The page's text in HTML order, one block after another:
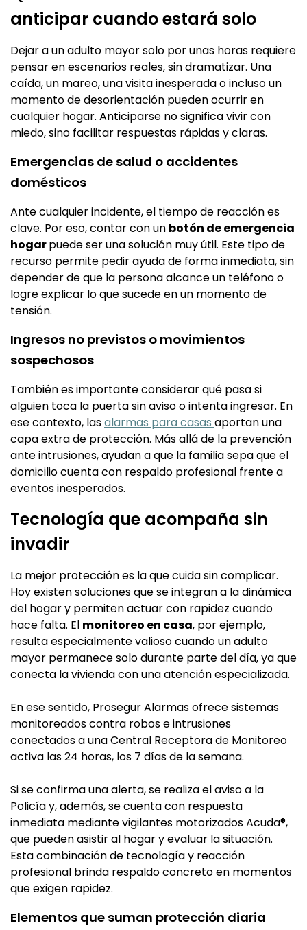
anticipar cuando estará solo
Dejar a un adulto mayor solo por unas horas requiere
pensar en escenarios reales, sin dramatizar. Una
caída, un mareo, una visita inesperada o incluso un
momento de desorientación pueden ocurrir en
cualquier hogar. Anticiparse no significa vivir con
miedo, sino facilitar respuestas rápidas y claras.
Emergencias de salud o accidentes
domésticos
Ante cualquier incidente, el tiempo de reacción es
clave. Por eso, contar con un botón de emergencia
hogarpuede ser una solución muy útil. Este tipo de
recurso permite pedir ayuda de forma inmediata, sin
depender de que la persona alcance un teléfono o
logre explicar lo que sucede en un momento de
tensión.
Ingresos no previstos o movimientos
sospechosos
También es importante considerar qué pasa si
alguien toca la puerta sin aviso o intenta ingresar. En
ese contexto, lasalarmas para casas aportan una
capa extra de protección. Más allá de la prevención
ante intrusiones, ayudan a que la familia sepa que el
domicilio cuenta con respaldo profesional frente a
eventos inesperados.
Tecnología que acompaña sin
invadir
La mejor protección es la que cuida sin complicar.
Hoy existen soluciones que se integran a la dinámica
del hogar y permiten actuar con rapidez cuando
hace falta. El monitoreo en casa, por ejemplo,
resulta especialmente valioso cuando un adulto
mayor permanece solo durante parte del día, ya que
conecta la vivienda con una atención especializada.
En ese sentido, Prosegur Alarmas ofrece sistemas
monitoreados contra robos e intrusiones
conectados a una Central Receptora de Monitoreo
activa las 24 horas, los 7 días de la semana.
Si se confirma una alerta, se realiza el aviso a la
Policía y, además, se cuenta con respuesta
inmediata mediante vigilantes motorizados Acuda®,
que pueden asistir al hogar y evaluar la situación.
Esta combinación de tecnología y reacción
profesional brinda respaldo concreto en momentos
que exigen rapidez.
Elementos que suman protección diaria